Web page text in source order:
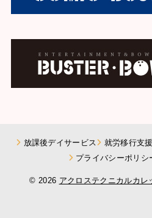
放課後デイサービス 就労移行支援
プライバシーポリシ
© 2026 アクロステクニカルカレ